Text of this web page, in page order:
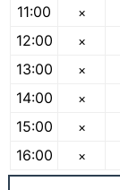
11:00
12:00
13:00
14:00
15:00
16:00
×
×
×
×
×
×